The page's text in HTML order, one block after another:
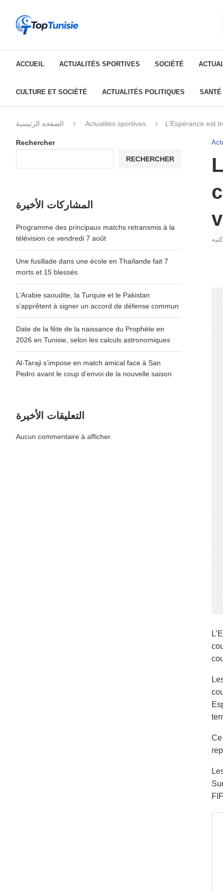
ACCUEIL ACTUALITÉS SPORTIVES SOCIÉTÉ
CULTURE ET SOCIÉTÉ ACTUALITÉS POLITIQUES SANTÉ
الصفحة الرئيسية Actualités sportives L’Espérance est
Ce
Rechercher
RECHERCHER
المشاركات الأخيرة
Programme des principaux matchs retransmis à la
télévision ce vendredi 7 août
Une fusillade dans une école en Thaïlande fait 7
morts et 15 blessés
L’Arabie saoudite, la Turquie et le Pakistan
s’apprêtent à signer un accord de défense commun
Date de la fête de la naissance du Prophète en
2026 en Tunisie, selon les calculs astronomiques
Al-Taraji s’impose en match amical face à San
Pedro avant le coup d’envoi de la nouvelle saison
التعليقات الأخيرة
Aucun commentaire à afficher.